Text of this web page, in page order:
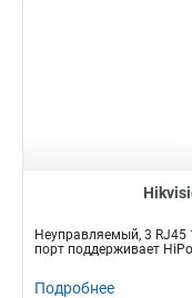
Неуправляемый, 3 RJ45
порт поддерживает
Подробнее